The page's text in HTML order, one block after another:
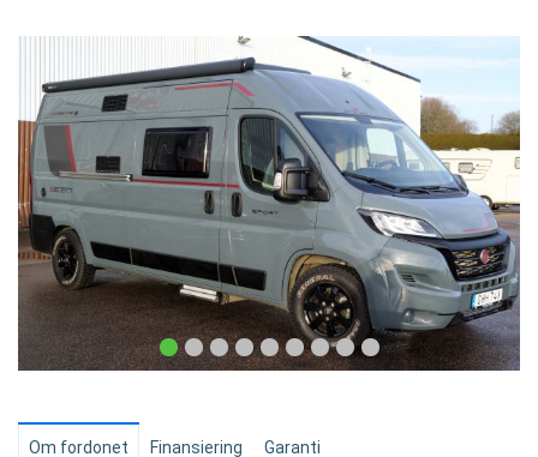
Om fordonet Finansiering Garanti